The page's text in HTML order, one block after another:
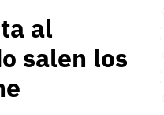
al
salen los